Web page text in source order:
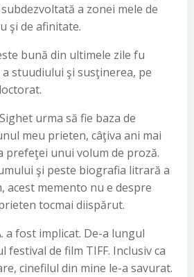
a zonei mele de
şi de afinitate.
bună din ultimele zile fu
a stuudiului şi susţinerea, pe
urma să fie baza de
meu prieten, câţiva ani mai
unui volum de proză.
şi peste biografia litrară a
acest memento nu e despre
tocmai diispărut.
a fost implicat. De-a lungul
festival de film TIFF. Inclusiv ca
cinefilul din mine le-a savurat.